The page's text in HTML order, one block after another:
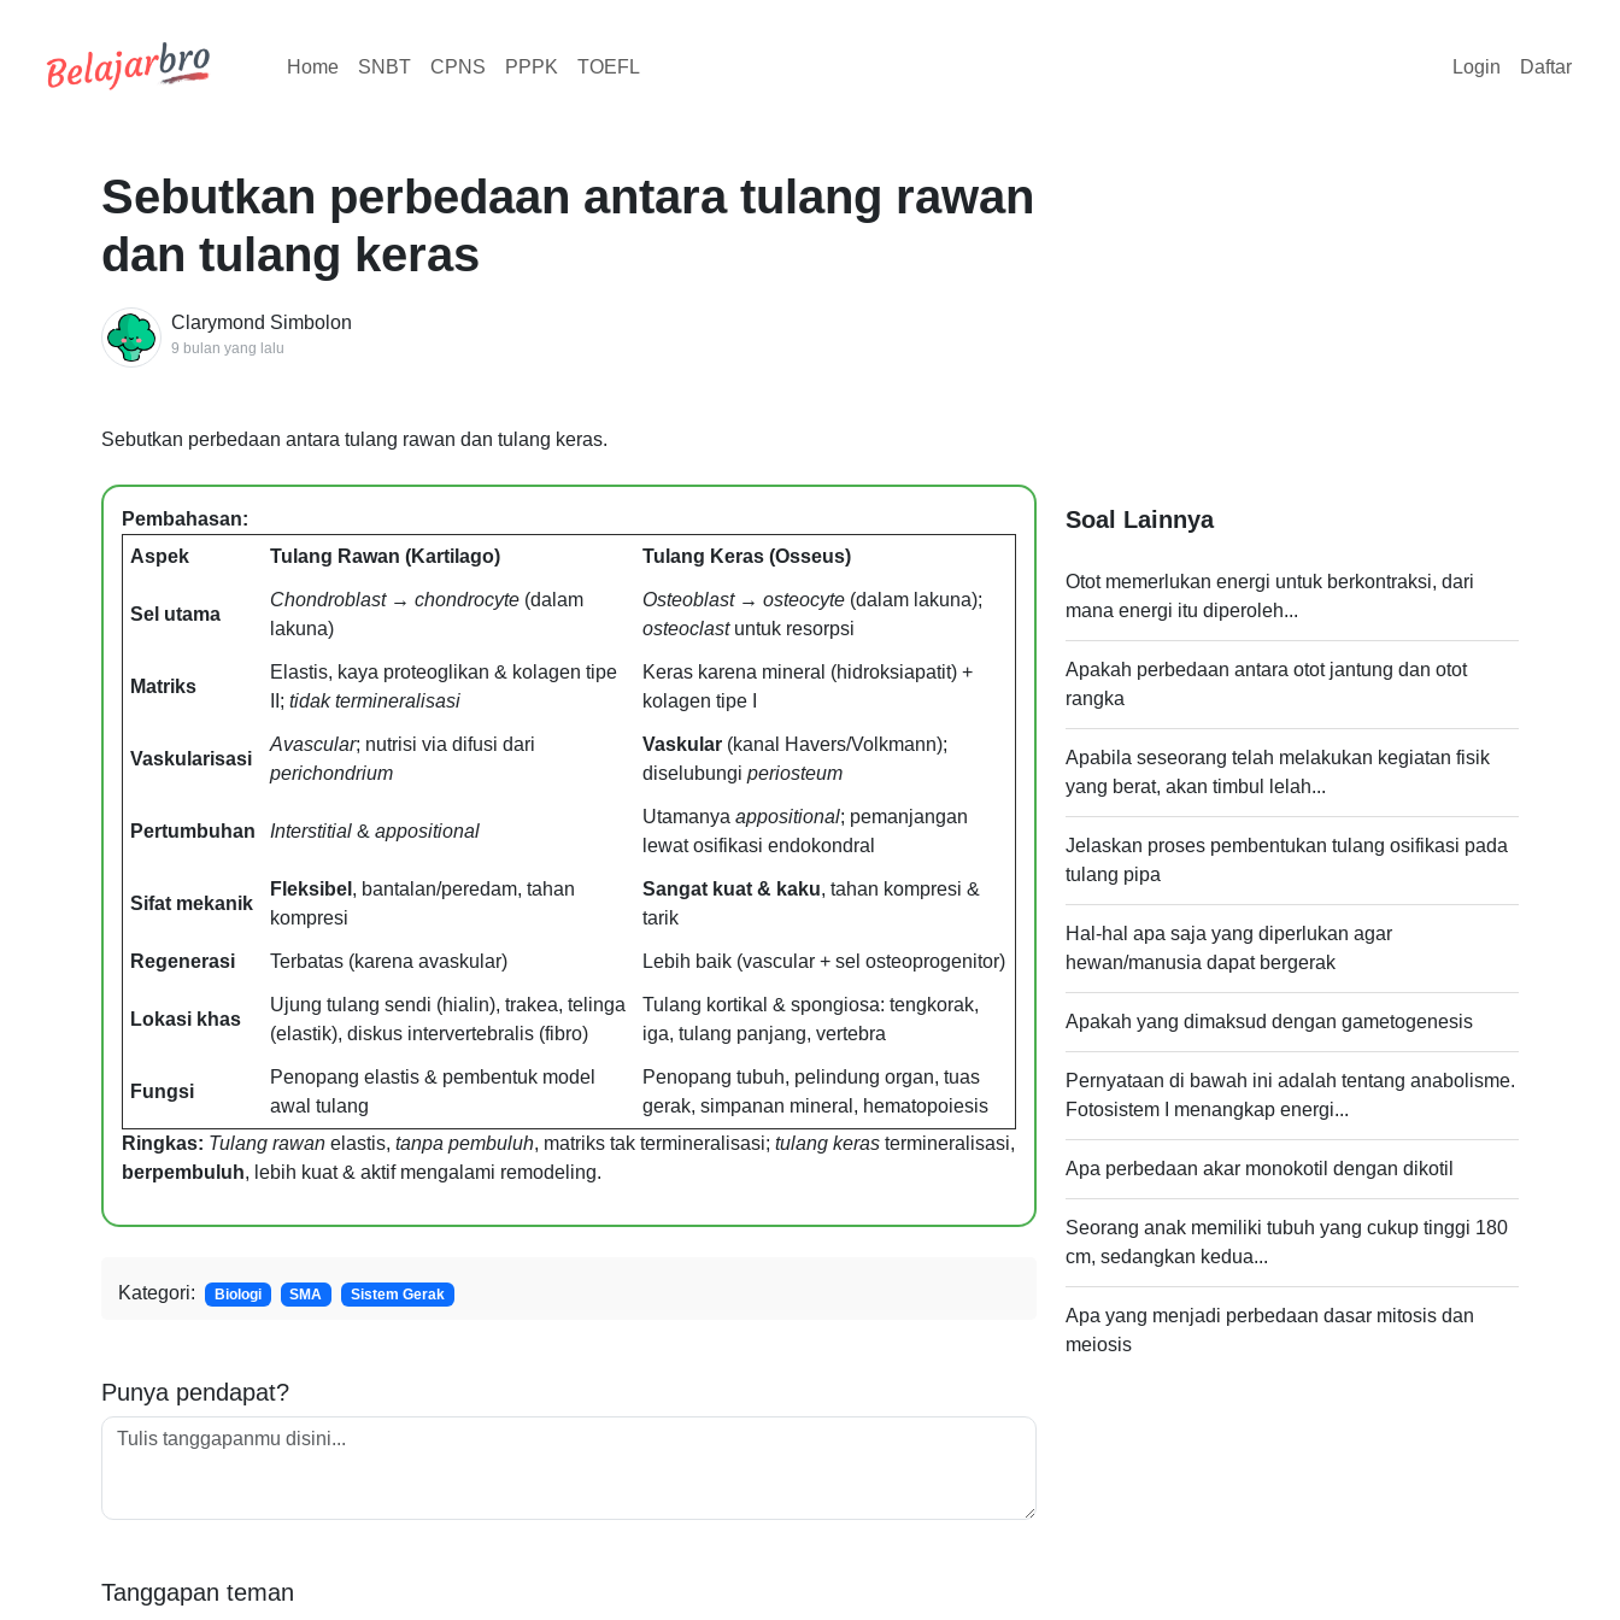
Home SNBT CPNS PPPK TOEFL Login Daftar
Sebutkan perbedaan antara tulang rawan
dan tulang keras
Clarymond Simbolon
9 bulan yang lalu
Sebutkan perbedaan antara tulang rawan dan tulang keras.
Pembahasan:
Aspek
Tulang Rawan (Kartilago) Tulang Keras (Osseus)
Sel utama
Chondroblast → chondrocyte (dalam
lakuna)
Osteoblast → osteocyte (dalam lakuna);
osteoclastuntuk resorpsi
Matriks
Elastis, kaya proteoglikan & kolagen tipe
II; tidak termineralisasi
Keras karena mineral (hidroksiapatit) +
kolagen tipe I
Vaskularisasi
Avascular; nutrisi via difusi dari
perichondrium
Vaskular (kanal Havers/Volkmann);
diselubungi periosteum
Pertumbuhan Interstitial & appositional
Utamanya appositional; pemanjangan
lewat osifikasi endokondral
Sifat mekanik
Fleksibel , bantalan/peredam, tahan
kompresi
Sangat kuat & kaku, tahan kompresi &
tarik
Regenerasi Terbatas (karena avaskular) Lebih baik (vascular + sel osteoprogenitor)
Lokasi khas
Ujung tulang sendi (hialin), trakea, telinga
(elastik), diskus intervertebralis (fibro)
Tulang kortikal & spongiosa: tengkorak,
iga, tulang panjang, vertebra
Fungsi
Penopang elastis & pembentuk model
awal tulang
Penopang tubuh, pelindung organ, tuas
gerak, simpanan mineral, hematopoiesis
Ringkas: Tulang rawan elastis, tanpa pembuluh, matriks tak termineralisasi; tulang keras termineralisasi,
berpembuluh, lebih kuat & aktif mengalami remodeling.
Kategori: Biologi SMA Sistem Gerak
Punya pendapat?
Tanggapan teman
Soal Lainnya
Otot memerlukan energi untuk berkontraksi, dari
mana energi itu diperoleh...
Apakah perbedaan antara otot jantung dan otot
rangka
Apabila seseorang telah melakukan kegiatan fisik
yang berat, akan timbul lelah...
Jelaskan proses pembentukan tulang osifikasi pada
tulang pipa
Hal-hal apa saja yang diperlukan agar
hewan/manusia dapat bergerak
Apakah yang dimaksud dengan gametogenesis
Pernyataan di bawah ini adalah tentang anabolisme.
Fotosistem I menangkap energi...
Apa perbedaan akar monokotil dengan dikotil
Seorang anak memiliki tubuh yang cukup tinggi 180
cm, sedangkan kedua...
Apa yang menjadi perbedaan dasar mitosis dan
meiosis